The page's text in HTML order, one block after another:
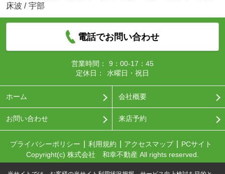
床波 / 宇部
電話でお問い合わせ
営業時間：
9：00-17：45
定休日：
水曜日・祝日
ホーム 会社概要
お問い合わせ 来店予約
プライバシーポリシー 利用規約 アクセスマップ
PCサイト
Copyright(c) 株式会社 和幸不動産 All rights reserved.